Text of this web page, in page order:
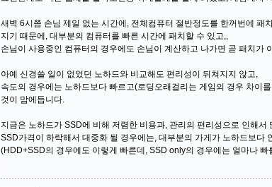
새벽 6시쯤 손님 제일 없는 시간에, 전체컴퓨터 절반정도를 한꺼번에 패
지기 때문에, 대부분의 컴퓨터를 빠른 시간에 패치할 수 있고,,
손님이 사용중인 컴퓨터의 경우에도 손님이 계산하고 나가면 곧 패치가
아예 신경쓸 일이 없었던 노하드와 비교해도 편리성이 뒤쳐지지 않고,
속도의 경우에는 노하드보다 빠르고(로딩오래걸리는 게임의 경우 차이
것이 맘에듭니다.
지금은 노하드가 SSD에 비해 저렴한 비용과, 관리의 편리성으로 인해서
SSD가격이 하락해서 대중화 될 경우에는, 대부분의 가게가 노하드보다
(HDD+SSD의 경우에도 이렇게 빠른데, SSD only의 경우에는 얼마나 빠